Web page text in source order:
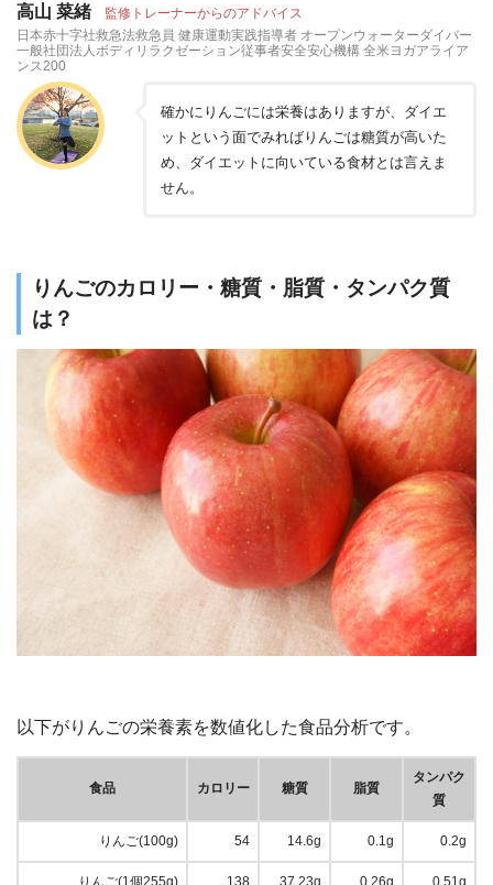
高山 菜緒 監修トレーナーからのアドバイス
日本赤十字社救急法救急員 健康運動実践指導者 オープンウォーターダイバー
一般社団法人ボディリラクゼーション従事者安全安心機構 全米ヨガアライア
ンス200
確かにりんごには栄養はありますが、ダイエ
ットという面でみればりんごは糖質が高いた
め、ダイエットに向いている食材とは言えま
せん。
りんごのカロリー・糖質・脂質・タンパク質
は？
以下がりんごの栄養素を数値化した食品分析です。
食品 カロリー 糖質 脂質
タンパク
質
りんご(100g) 54 14.6g 0.1g 0.2g
りんご(1個255g) 138 37.23g 0.26g 0.51g